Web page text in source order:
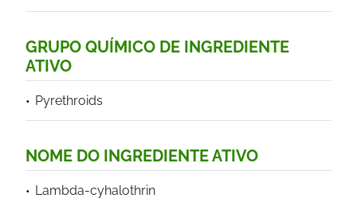
GRUPO QUÍMICO DE INGREDIENTE
ATIVO
Pyrethroids
NOME DO INGREDIENTE ATIVO
Lambda-cyhalothrin